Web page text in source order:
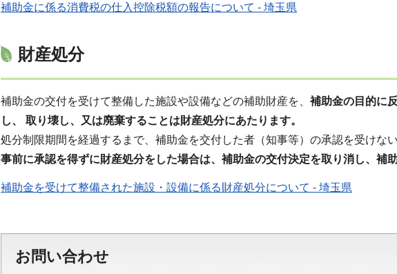
補助金に係る消費税の仕入控除税額の報告について - 埼玉県
財産処分
補助金の交付を受けて整備した施設や設備などの補助財産を、 補助金の目的に
し、 取り壊し、又は廃棄することは財産処分にあたります。
処分制限期間を経過するまで、補助金を交付した者（知事等）の承認を受けな
事前に承認を得ずに財産処分をした場合は、補助金の交付決定を取り消し、補
補助金を受けて整備された施設・設備に係る財産処分について - 埼玉県
お問い合わせ